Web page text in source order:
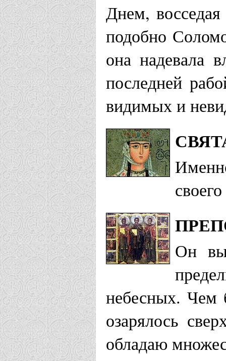
Днем, восседая
подобно
она надевала
последней
видимых и
Он
небесных. Чем
озарялось
обладаю